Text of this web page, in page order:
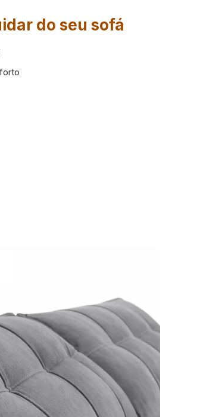
do seu sofá